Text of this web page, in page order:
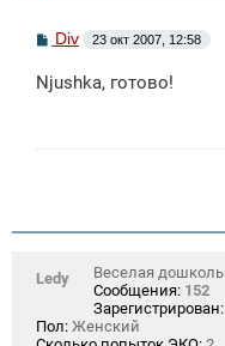
С
б
Div 23 окт 2007, 12:58
Njushka, готово!
Ledy
Веселая
Сообщения: 152
Зарегистрирован:
Пол: Женский